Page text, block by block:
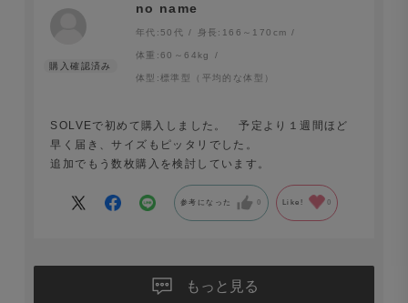
no name
年代: 50代 身長: 166～170cm
体重:60～64kg
体型:標準型（平均的な体型）
SOLVEで初めて購入しました。 予定より１週間ほど
早く届き、サイズもピッタリでした。
追加でもう数枚購入を検討しています。
参考になった 0 Like! 0
もっと見る